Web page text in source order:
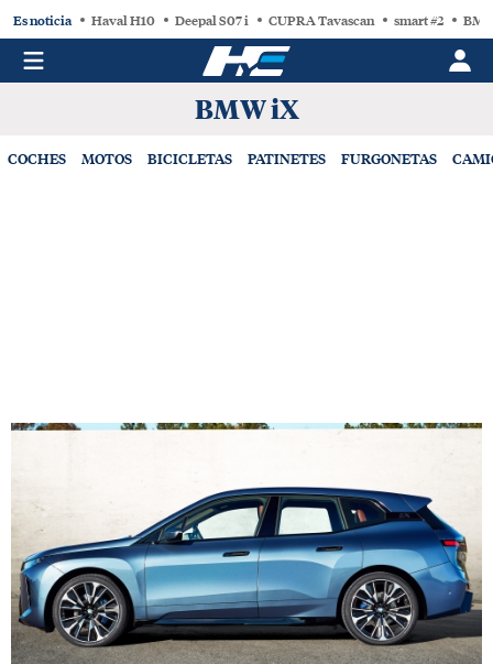
Es noticia Haval H10 Deepal S07 i CUPRA Tavascan smart #2
BMW iX
COCHES MOTOS BICICLETAS PATINETES FURGONETAS